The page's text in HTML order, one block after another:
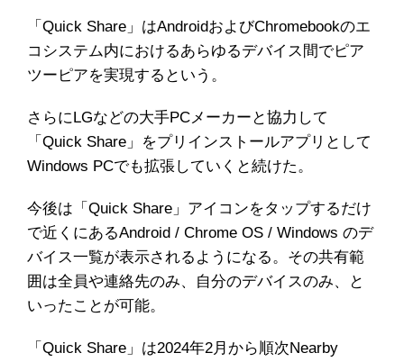
「Quick Share」はAndroidおよびChromebookのエ
コシステム内におけるあらゆるデバイス間でピア
ツーピアを実現するという。
さらにLGなどの大手PCメーカーと協力して
「Quick Share」をプリインストールアプリとして
Windows PCでも拡張していくと続けた。
今後は「Quick Share」アイコンをタップするだけ
で近くにあるAndroid / Chrome OS / Windows のデ
バイス一覧が表示されるようになる。その共有範
囲は全員や連絡先のみ、自分のデバイスのみ、と
いったことが可能。
「Quick Share」は2024年2月から順次Nearby